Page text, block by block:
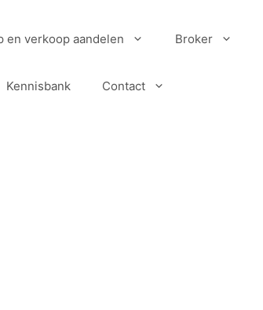
en verkoop aandelen Broker
Kennisbank Contact